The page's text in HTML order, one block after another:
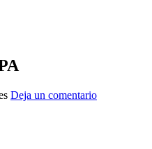
Deja un comentario
que se celebran en el
que hacer?